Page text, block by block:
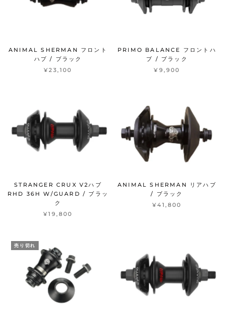
ANIMAL SHERMAN フロント
ハブ / ブラック
¥23,100
PRIMO BALANCE フロントハ
ブ / ブラック
¥9,900
STRANGER CRUX V2ハブ
RHD 36H W/GUARD / ブラッ
ク
¥19,800
ANIMAL SHERMAN リアハブ
/ ブラック
¥41,800
売り切れ